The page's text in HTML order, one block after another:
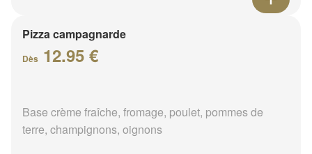
Pizza campagnarde
Dès 12.95 €
Base crème fraîche, fromage, poulet, pommes de
terre, champignons, oignons